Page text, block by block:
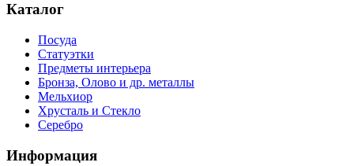
Каталог
Посуда
Статуэтки
Предметы интерьера
Бронза, Олово и др. металлы
Мельхиор
Хрусталь и Стекло
Серебро
Информация